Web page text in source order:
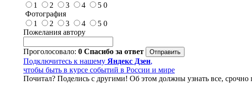
1
2 3 4 5 0
Фотография
1
2 3 4 5 0
Пожелания автору
Проголосовало: 0 Спасибо за ответ
Подключитесь к нашему Яндекс Дзен,
чтобы быть в курсе событий в России и мире
Почитал? Поделись с другими! Об этом должны узнать все, срочно